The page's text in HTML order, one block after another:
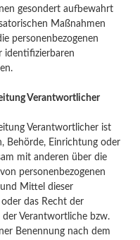
gesondert aufbewahrt
Maßnahmen
personenbezogenen
identifizierbaren
Verantwortlicher
Verantwortlicher ist
Behörde, Einrichtung oder
mit anderen über die
personenbezogenen
Mittel dieser
das Recht der
der Verantwortliche bzw.
Benennung nach dem